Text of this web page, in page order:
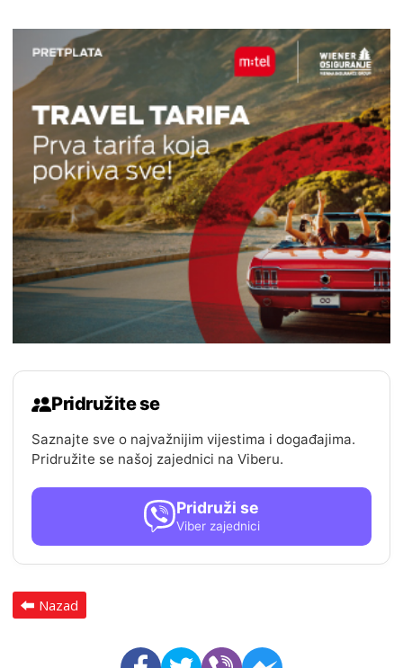
Pridružite se
Saznajte sve o najvažnijim vijestima i događajima.
Pridružite se našoj zajednici na Viberu.
Pridruži se
Viber zajednici
Nazad